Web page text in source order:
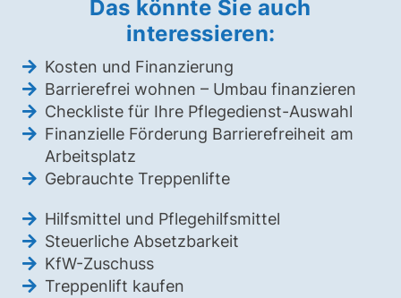
Das könnte Sie auch
interessieren:
Kosten und Finanzierung
Barrierefrei wohnen – Umbau finanzieren
Checkliste für Ihre Pflegedienst-Auswahl
Finanzielle Förderung Barrierefreiheit am
Arbeitsplatz
Gebrauchte Treppenlifte
Hilfsmittel und Pflegehilfsmittel
Steuerliche Absetzbarkeit
KfW-Zuschuss
Treppenlift kaufen